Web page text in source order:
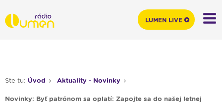
Ste tu: Úvod Aktuality - Novinky
Novinky: Byť patrónom sa oplatí: Zapojte sa do našej letnej
LUMEN LIVE